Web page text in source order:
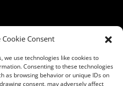
Cookie Consent
we use technologies like cookies to
Consenting to these technologies
as browsing behavior or unique IDs on
consent, may adversely affect